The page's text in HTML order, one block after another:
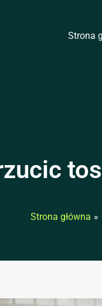
Strona
Strona główna